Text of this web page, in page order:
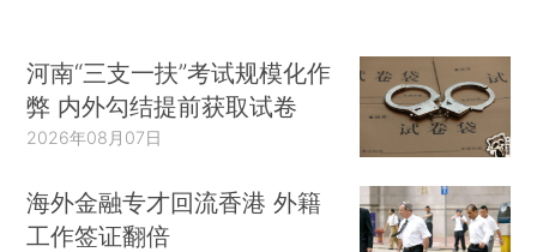
河南“三支一扶”考试规模化作
弊 内外勾结提前获取试卷
2026年08月07日
海外金融专才回流香港 外籍
工作签证翻倍